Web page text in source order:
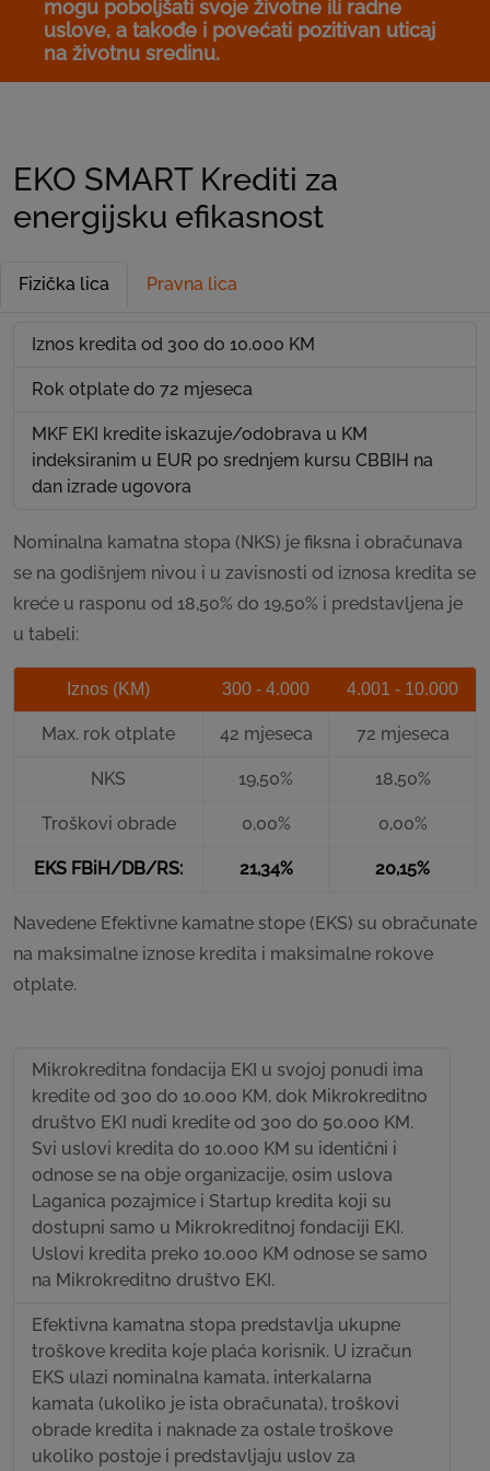
mogu poboljšati svoje životne ili radne
uslove, a takođe i povećati pozitivan uticaj
na životnu sredinu.
EKO SMART Krediti za
energijsku efikasnost
Fizička lica Pravna lica
Iznos kredita od 300 do 10.000 KM
Rok otplate do 72 mjeseca
MKF EKI kredite iskazuje/odobrava u KM
indeksiranim u EUR po srednjem kursu CBBIH na
dan izrade ugovora
Nominalna kamatna stopa (NKS) je fiksna i obračunava
se na godišnjem nivou i u zavisnosti od iznosa kredita se
kreće u rasponu od 18,50% do 19,50% i predstavljena je
u tabeli:
Iznos (KM) 300 - 4.000 4.001 - 10.000
Max. rok otplate 42 mjeseca 72 mjeseca
NKS 19,50% 18,50%
Troškovi obrade 0,00% 0,00%
EKS FBiH/DB/RS: 21,34% 20,15%
Navedene Efektivne kamatne stope (EKS) su obračunate
na maksimalne iznose kredita i maksimalne rokove
otplate.
Mikrokreditna fondacija EKI u svojoj ponudi ima
kredite od 300 do 10.000 KM, dok Mikrokreditno
društvo EKI nudi kredite od 300 do 50.000 KM.
Svi uslovi kredita do 10.000 KM su identični i
odnose se na obje organizacije, osim uslova
Laganica pozajmice i Startup kredita koji su
dostupni samo u Mikrokreditnoj fondaciji EKI.
Uslovi kredita preko 10.000 KM odnose se samo
na Mikrokreditno društvo EKI.
Efektivna kamatna stopa predstavlja ukupne
troškove kredita koje plaća korisnik. U izračun
EKS ulazi nominalna kamata, interkalarna
kamata (ukoliko je ista obračunata), troškovi
obrade kredita i naknade za ostale troškove
ukoliko postoje i predstavljaju uslov za